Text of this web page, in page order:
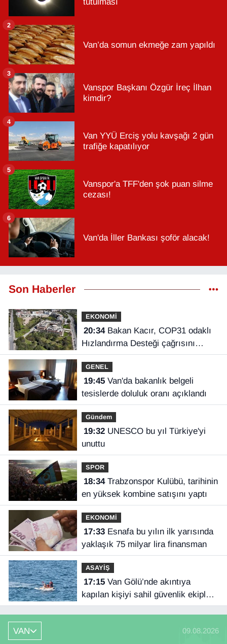
tutulması
Van’da somun ekmeğe zam yapıldı
2
Vanspor Başkanı Özgür İreç İlhan
kimdir?
3
Van YYÜ Erciş yolu kavşağı 2 gün
trafiğe kapatılıyor
4
Vanspor'a TFF'den şok puan silme
cezası!
5
Van'da İller Bankası şoför alacak!
6
Son Haberler
EKONOMİ
20:34Bakan Kacır, COP31 odaklı
Hızlandırma Desteği çağrısını
açıkladı
GENEL
19:45Van'da bakanlık belgeli
tesislerde doluluk oranı açıklandı
Gündem
19:32UNESCO bu yıl Türkiye'yi
unuttu
SPOR
18:34Trabzonspor Kulübü, tarihinin
en yüksek kombine satışını yaptı
EKONOMİ
17:33Esnafa bu yılın ilk yarısında
yaklaşık 75 milyar lira finansman
ASAYİŞ
17:15Van Gölü’nde akıntıya
kapılan kişiyi sahil güvenlik ekipleri
kurtardı
VAN 09.08.2026